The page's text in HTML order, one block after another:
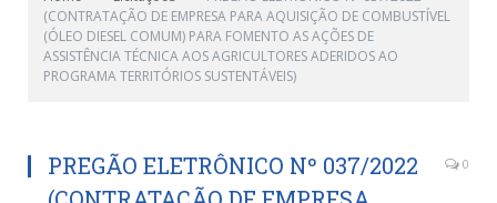
(CONTRATAÇÃO DE EMPRESA PARA AQUISIÇÃO DE COMBUSTÍVEL
(ÓLEO DIESEL COMUM) PARA FOMENTO AS AÇÕES DE
ASSISTÊNCIA TÉCNICA AOS AGRICULTORES ADERIDOS AO
PROGRAMA TERRITÓRIOS SUSTENTÁVEIS)
PREGÃO ELETRÔNICO Nº 037/2022
0